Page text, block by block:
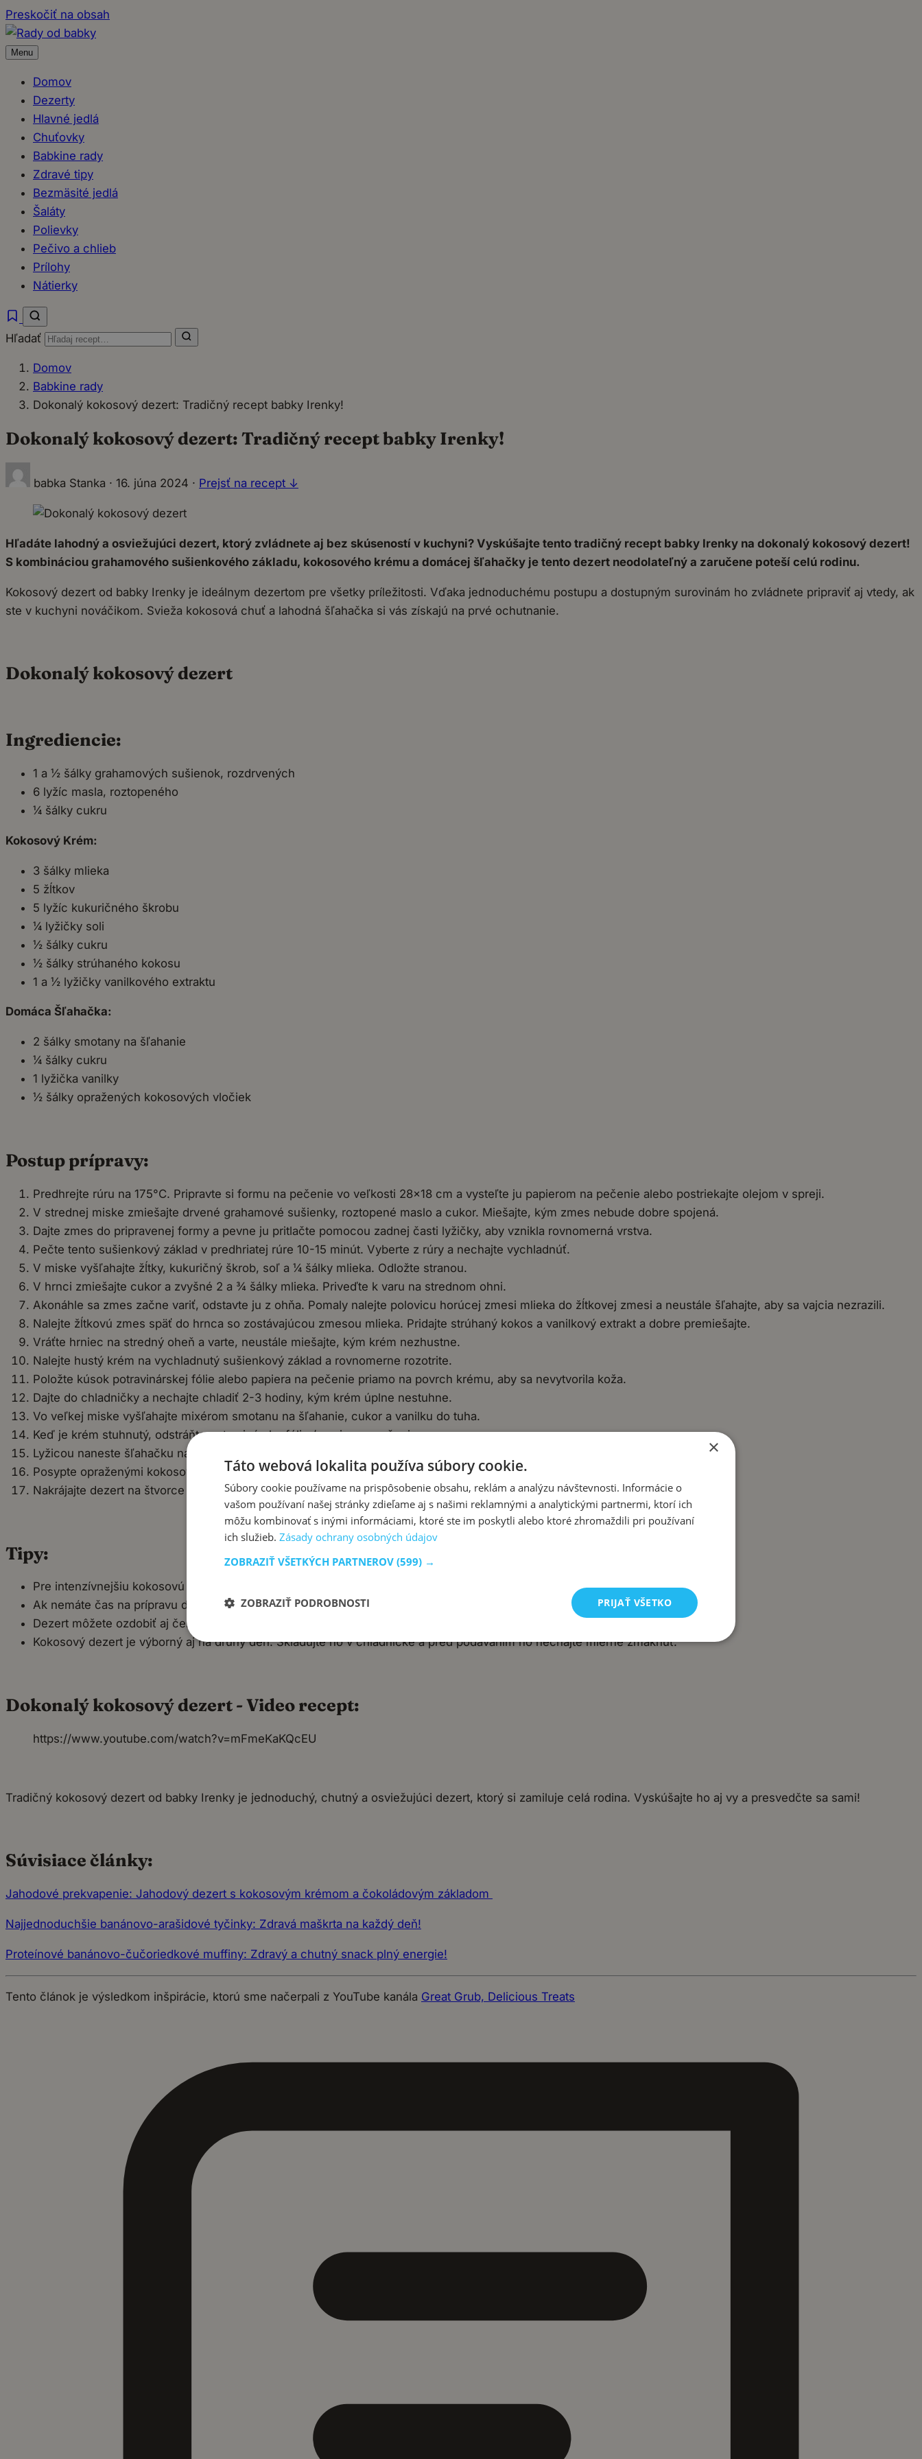
Preskočiť na obsah
Menu
Domov
Dezerty
Hlavné jedlá
Chuťovky
Babkine rady
Zdravé tipy
Bezmäsité jedlá
Šaláty
Polievky
Pečivo a chlieb
Prílohy
Nátierky
Hľadať
Domov
Babkine rady
Dokonalý kokosový dezert: Tradičný recept babky Irenky!
Dokonalý kokosový dezert: Tradičný recept babky Irenky!
babka Stanka · 16. júna 2024 · Prejsť na recept ↓
Hľadáte lahodný a osviežujúci dezert, ktorý zvládnete aj bez skúseností v kuchyni? Vyskúšajte tento tradičný recept babky Irenky na dokonalý kokosový dezert!
S kombináciou grahamového sušienkového základu, kokosového krému a domácej šľahačky je tento dezert neodolateľný a zaručene poteší celú rodinu.
Kokosový dezert od babky Irenky je ideálnym dezertom pre všetky príležitosti. Vďaka jednoduchému postupu a dostupným surovinám ho zvládnete pripraviť aj vtedy, ak
ste v kuchyni nováčikom. Svieža kokosová chuť a lahodná šľahačka si vás získajú na prvé ochutnanie.
Dokonalý kokosový dezert
Ingrediencie:
1 a ½ šálky grahamových sušienok, rozdrvených
6 lyžíc masla, roztopeného
¼ šálky cukru
Kokosový Krém:
3 šálky mlieka
5 žĺtkov
5 lyžíc kukuričného škrobu
¼ lyžičky soli
½ šálky cukru
½ šálky strúhaného kokosu
1 a ½ lyžičky vanilkového extraktu
Domáca Šľahačka:
2 šálky smotany na šľahanie
¼ šálky cukru
1 lyžička vanilky
½ šálky opražených kokosových vločiek
Postup prípravy:
Predhrejte rúru na 175°C. Pripravte si formu na pečenie vo veľkosti 28×18 cm a vysteľte ju papierom na pečenie alebo postriekajte olejom v spreji.
V strednej miske zmiešajte drvené grahamové sušienky, roztopené maslo a cukor. Miešajte, kým zmes nebude dobre spojená.
Dajte zmes do pripravenej formy a pevne ju pritlačte pomocou zadnej časti lyžičky, aby vznikla rovnomerná vrstva.
Pečte tento sušienkový základ v predhriatej rúre 10-15 minút. Vyberte z rúry a nechajte vychladnúť.
V miske vyšľahajte žĺtky, kukuričný škrob, soľ a ¼ šálky mlieka. Odložte stranou.
V hrnci zmiešajte cukor a zvyšné 2 a ¾ šálky mlieka. Priveďte k varu na strednom ohni.
Akonáhle sa zmes začne variť, odstavte ju z ohňa. Pomaly nalejte polovicu horúcej zmesi mlieka do žĺtkovej zmesi a neustále šľahajte, aby sa vajcia nezrazili.
Nalejte žĺtkovú zmes späť do hrnca so zostávajúcou zmesou mlieka. Pridajte strúhaný kokos a vanilkový extrakt a dobre premiešajte.
Vráťte hrniec na stredný oheň a varte, neustále miešajte, kým krém nezhustne.
Nalejte hustý krém na vychladnutý sušienkový základ a rovnomerne rozotrite.
Položte kúsok potravinárskej fólie alebo papiera na pečenie priamo na povrch krému, aby sa nevytvorila koža.
Dajte do chladničky a nechajte chladiť 2-3 hodiny, kým krém úplne nestuhne.
Vo veľkej miske vyšľahajte mixérom smotanu na šľahanie, cukor a vanilku do tuha.
Keď je krém stuhnutý, odstráňte potravinársku fóliu / papier na pečenie.
Lyžicou naneste šľahačku na krém a rovnomerne rozotrite.
Posypte opraženými kokosovými vločkami na ozdobu.
Nakrájajte dezert na štvorce a podávajte vychladené.
Tipy:
Pre intenzívnejšiu kokosovú chuť môžete do krému pridať aj lyžičku kokosového extraktu.
Ak nemáte čas na prípravu domácej šľahačky, môžete použiť aj kúpenú.
Dezert môžete ozdobiť aj čerstvým ovocím, napríklad jahodami alebo malinami.
Kokosový dezert je výborný aj na druhý deň. Skladujte ho v chladničke a pred podávaním ho nechajte mierne zmäknúť.
Dokonalý kokosový dezert - Video recept:
https://www.youtube.com/watch?v=mFmeKaKQcEU
Tradičný kokosový dezert od babky Irenky je jednoduchý, chutný a osviežujúci dezert, ktorý si zamiluje celá rodina. Vyskúšajte ho aj vy a presvedčte sa sami!
Súvisiace články:
Jahodové prekvapenie: Jahodový dezert s kokosovým krémom a čokoládovým základom
Najjednoduchšie banánovo-arašidové tyčinky: Zdravá maškrta na každý deň!
Proteínové banánovo-čučoriedkové muffiny: Zdravý a chutný snack plný energie!
Tento článok je výsledkom inšpirácie, ktorú sme načerpali z YouTube kanála Great Grub, Delicious Treats
×
Táto webová lokalita používa súbory cookie.
Súbory cookie používame na prispôsobenie obsahu, reklám a analýzu návštevnosti. Informácie o
vašom používaní našej stránky zdieľame aj s našimi reklamnými a analytickými partnermi, ktorí ich
môžu kombinovať s inými informáciami, ktoré ste im poskytli alebo ktoré zhromaždili pri používaní
ich služieb. Zásady ochrany osobných údajov
ZOBRAZIŤ VŠETKÝCH PARTNEROV (599) →
PRIJAŤ VŠETKO
ZOBRAZIŤ PODROBNOSTI